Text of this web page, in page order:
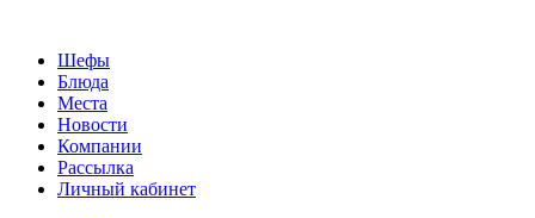
Шефы
Блюда
Места
Новости
Компании
Рассылка
Личный кабинет